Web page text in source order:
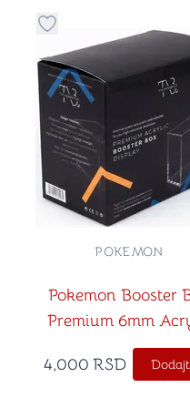
Dugme za
Pokemon Booster
Premium 6mm
Case
POKEMON
4,000 RSD